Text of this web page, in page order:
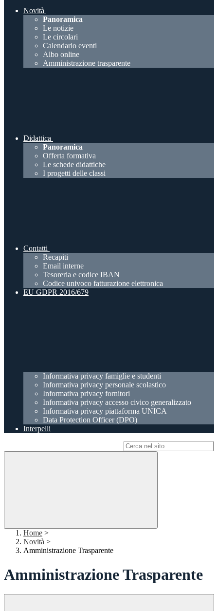
Novità
Panoramica
Le notizie
Le circolari
Calendario eventi
Albo online
Amministrazione trasparente
Didattica
Panoramica
Offerta formativa
Le schede didattiche
I progetti delle classi
Contatti
Recapiti
Email interne
Tesoreria e codice IBAN
Codice univoco fatturazione elettronica
EU GDPR 2016/679
Informativa privacy famiglie e studenti
Informativa privacy personale scolastico
Informativa privacy fornitori
Informativa privacy accesso civico generalizzato
Informativa privacy piattaforma UNICA
Data Protection Officer (DPO)
Interpelli
Home >
Novità >
Amministrazione Trasparente
Amministrazione Trasparente